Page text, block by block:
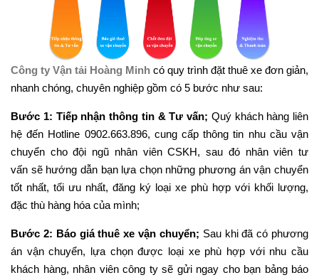
Công ty Vận tải Hoàng Minh có quy trình đặt thuê xe đơn giản,
nhanh chóng, chuyên nghiệp gồm có 5 bước như sau:
Bước 1: Tiếp nhận thông tin & Tư vấn; Quý khách hàng liên
hệ đến Hotline 0902.663.896, cung cấp thông tin nhu cầu vận
chuyển cho đội ngũ nhân viên CSKH, sau đó nhân viên tư
vấn sẽ hướng dẫn bạn lựa chọn những phương án vận chuyển
tốt nhất, tối ưu nhất, đăng ký loại xe phù hợp với khối lượng,
đặc thù hàng hóa của mình;
Bước 2: Báo giá thuê xe vận chuyển; Sau khi đã có phương
án vận chuyển, lựa chọn được loại xe phù hợp với nhu cầu
khách hàng, nhân viên công ty sẽ gửi ngay cho bạn bảng báo